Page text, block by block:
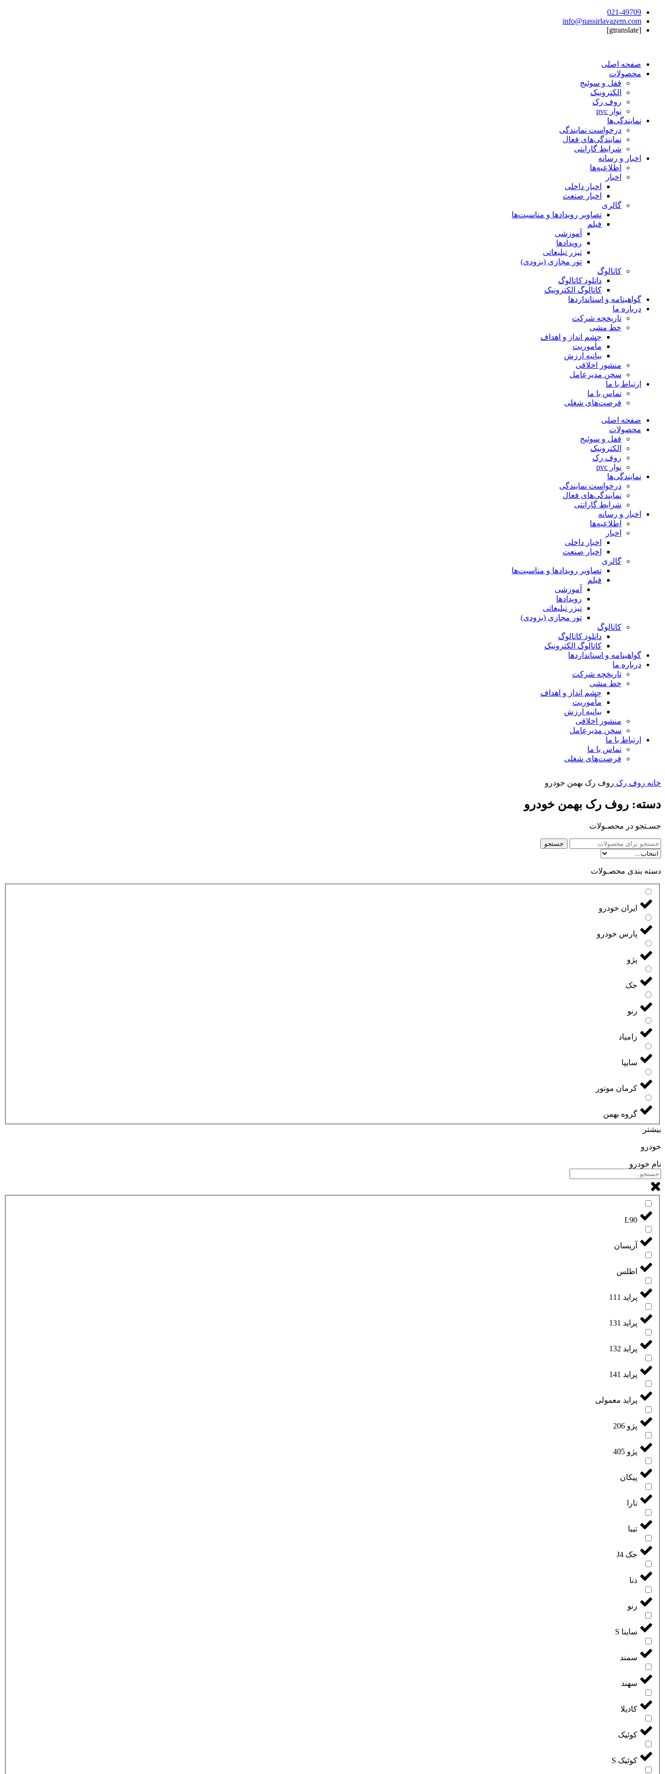
021-49709
info@nassirlavazem.com
[gtranslate]
صفحه اصلی
محصولات
قفل و سوئیج
الکترونیک
روف رک
نوار pvc
نمایندگی‌ها
درخواست نمایندگی
نمایندگی‌های فعال
شرایط گارانتی
اخبار و رسانه
اطلاعیه‌ها
اخبار
اخبار داخلی
اخبار صنعت
گالری
تصاویر رویدادها و مناسبت‌ها
فیلم
آموزشی
رویدادها
تیزر تبلیغاتی
تور مجازی (بزودی)
کاتالوگ
دانلود کاتالوگ
کاتالوگ الکترونیک
گواهینامه و استانداردها
درباره ما
تاریخچه شرکت
خط مشی
چشم انداز و اهداف
مأموریت
بیانیه ارزش
منشور اخلاقی
سخن مدیرعامل
ارتباط با ما
تماس با ما
فرصت‌های شغلی
صفحه اصلی
محصولات
قفل و سوئیج
الکترونیک
روف رک
نوار pvc
نمایندگی‌ها
درخواست نمایندگی
نمایندگی‌های فعال
شرایط گارانتی
اخبار و رسانه
اطلاعیه‌ها
اخبار
اخبار داخلی
اخبار صنعت
گالری
تصاویر رویدادها و مناسبت‌ها
فیلم
آموزشی
رویدادها
تیزر تبلیغاتی
تور مجازی (بزودی)
کاتالوگ
دانلود کاتالوگ
کاتالوگ الکترونیک
گواهینامه و استانداردها
درباره ما
تاریخچه شرکت
خط مشی
چشم انداز و اهداف
مأموریت
بیانیه ارزش
منشور اخلاقی
سخن مدیرعامل
ارتباط با ما
تماس با ما
فرصت‌های شغلی
خانه روف رک روف رک بهمن خودرو
دسته: روف رک بهمن خودرو
جسـتجو در محصـولات
جستجو
دسته بندی محصـولات
ایران خودرو
پارس خودرو
پژو
جک
رنو
زامیاد
سایپا
کرمان موتور
گروه بهمن
بیشتر
خودرو
نام خودرو
L90
آریسان
اطلس
پراید 111
پراید 131
پراید 132
پراید 141
پراید معمولی
پژو 206
پژو 405
پیکان
تارا
تیبا
جک J4
دنا
رنو
ساینا S
سمند
سهند
کادیلا
کوئیک
کوئیک S